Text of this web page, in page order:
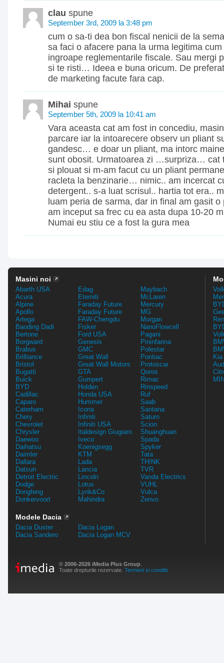
clau spune
September 3rd, 2009 la 3:48 pm
cum o sa-ti dea bon fiscal nenicii de la
sa faci o afacere pana la urma legitima
ingroape reglementarile fiscale. Sau mergi
si te risti… Ideea e buna oricum. De
de marketing facute fara cap.
Mihai spune
September 5th, 2009 la 10:41 am
Vara aceasta cat am fost in concediu,
parcare iar la intoarecere observ un pliant
gandesc… e doar un pliant, ma intorc
sunt obosit. Urmatoarea zi …surpriza… cat
si plouat si m-am facut cu un pliant
racleta la benzinarie… nimic.. am incercat
detergent.. s-a luat scrisul.. hartia tot era..
luam peria de sarma, dar in final am gasit
am inceput sa frec cu ea asta dupa 10-20
Numai eu stiu ce a fost la gura mea
Masini noi
Abarth USA
Acura
Alpine
Apollo
Artega
Baoding Dadi
Bertone
Borgward
Brabus
Brilliance
Bristol
Bugatti
Buick
BYD
Cadillac
Caparo
Caterham
Chery
Chevrolet
Chrysler
Daewoo
Daihatsu
Daimler
Dallara
Datsun
Detroit Electric
Dodge
Dongfeng
Donkervoort
Edag
Eterniti
Faraday Future
Faraday Future
FAW-Chengdu
Fisker
Ford USA
Genesis
GMC
Great Wall
Great Wall Motors
GTA
Gumpert
Holden
Honda USA
Hummer
Icona
Infiniti
Infiniti USA
Italdesign Giugiaro
Iveco
Koenigsegg
KTM
Lada
Lancia
Lincoln
Lotus
Lynk&Co
Mahindra
Maybach
McLaren
Mercury
MG
Morgan
NanoFlowcell
Pagani
Pininfarina
Polestar
Pontiac
Protoscar
Qoros
Rimac
Rinspeed
Ruf
Saab
Santana
Saturn
Scion
Shuanghuan
Spada
Spyker
Tata
TH!NK
TVR
Vanda Electrics
VUHL
Vulca
Zenvo
Modele Dacia
Dacia Duster
Dacia Sandero
Dacia Logan
Dacia Logan MCV
© 2006-2026 iMedia Plus Group
Toate drepturile rezervate. Termeni si conditii